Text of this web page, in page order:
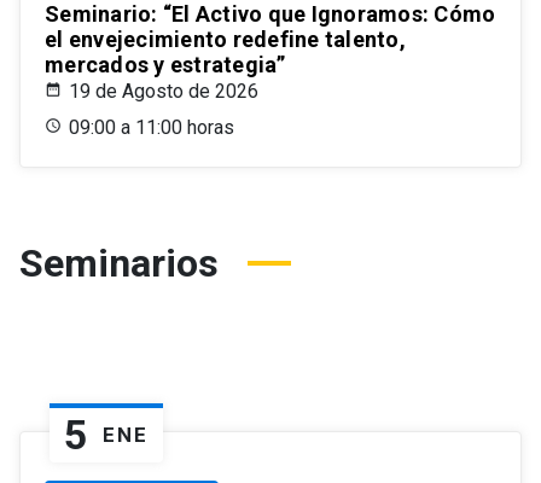
Seminario: “El Activo que Ignoramos: Cómo
el envejecimiento redefine talento,
mercados y estrategia”
19 de Agosto de 2026
09:00 a 11:00 horas
Seminarios
5 ENE